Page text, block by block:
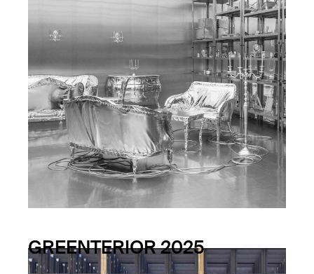
GREENTERIOR 2025